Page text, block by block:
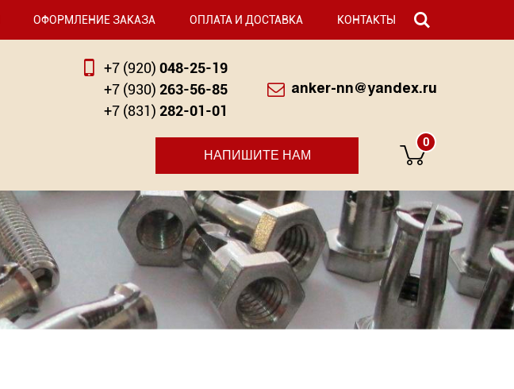
ОФОРМЛЕНИЕ ЗАКАЗА ОПЛАТА И ДОСТАВКА КОНТАКТЫ
+7 (920) 048-25-19
+7 (930) 263-56-85
+7 (831) 282-01-01
anker-nn@yandex.ru
НАПИШИТЕ НАМ
0